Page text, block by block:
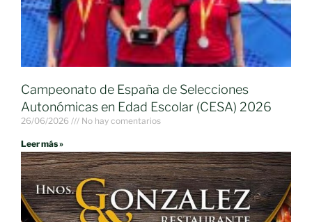
Campeonato de España de Selecciones
Autonómicas en Edad Escolar (CESA) 2026
26/06/2026 No hay comentarios
Leer más »